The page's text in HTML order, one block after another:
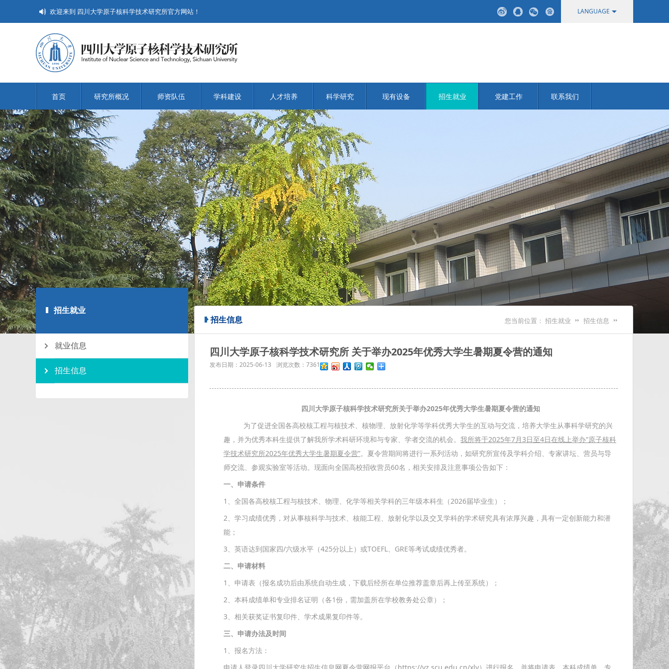
欢迎来到 四川大学原子核科学技术研究所官方网站！ LANGUAGE
首页 研究所概况 师资队伍 学科建设 人才培养 科学研究 现有设备 招生就业 党建工作 联系我们
招生就业
就业信息
招生信息
招生信息 您当前位置： 招生就业 招生信息
四川大学原子核科学技术研究所 关于举办2025年优秀大学生暑期夏令营的通知
发布日期： 2025-06-13 浏览次数： 7361
四川大学原子核科学技术研究所关于举办2025年优秀大学生暑期夏令营的通知
为了促进全国各高校核工程与核技术、核物理、放射化学等学科优秀大学生的互动与交流，培养大学生从事科学研究的兴
趣，并为优秀本科生提供了解我所学术科研环境和与专家、学者交流的机会。 我所将于2025年7月3日至4日在线上举办“原子核科
学技术研究所2025年优秀大学生暑期夏令营”。夏令营期间将进行一系列活动，如研究所宣传及学科介绍、专家讲坛、营员与导
师交流、参观实验室等活动。现面向全国高校招收营员60名，相关安排及注意事项公告如下：
一、申请条件
1、全国各高校核工程与核技术、物理、化学等相关学科的三年级本科生（2026届毕业生）；
2、学习成绩优秀，对从事核科学与技术、核能工程、放射化学以及交叉学科的学术研究具有浓厚兴趣，具有一定创新能力和潜
能；
3、英语达到国家四/六级水平（425分以上）或TOEFL、GRE等考试成绩优秀者。
二、申请材料
1、申请表（报名成功后由系统自动生成，下载后经所在单位推荐盖章后再上传至系统）；
2、本科成绩单和专业排名证明（各1份，需加盖所在学校教务处公章）；
3、相关获奖证书复印件、学术成果复印件等。
三、申请办法及时间
1、报名方法：